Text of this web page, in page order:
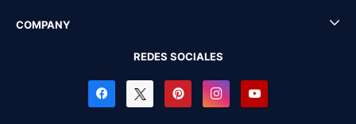
COMPANY
REDES SOCIALES